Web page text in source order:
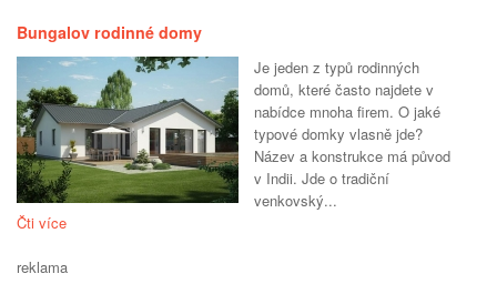
Bungalov rodinné domy
Je jeden z typů rodinných
domů, které často najdete v
nabídce mnoha firem. O jaké
typové domky vlasně jde?
Název a konstrukce má původ
v Indii. Jde o tradiční
venkovský...
Čti více
reklama